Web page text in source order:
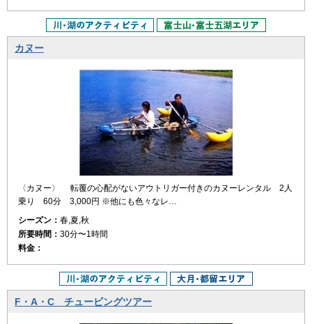
カヌー
〈カヌー〉 転覆の心配がないアウトリガー付きのカヌーレンタル 2人
乗り 60分 3,000円 ※他にも色々なレ…
シーズン： 春,夏,秋
所要時間： 30分〜1時間
料金：
F・A・C チュービングツアー